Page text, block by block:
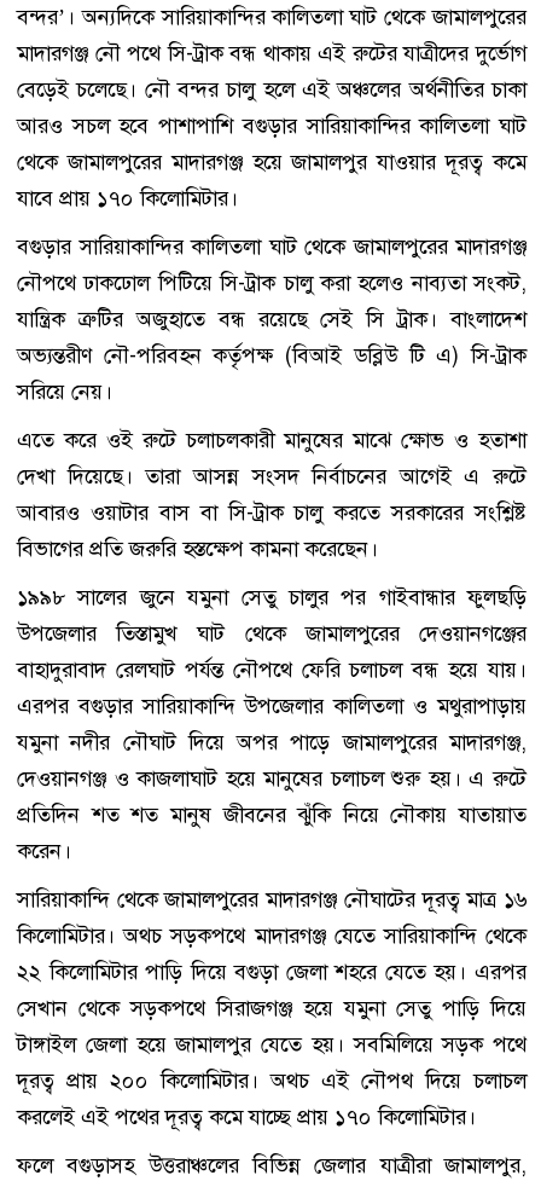
বন্দর’। অন্যদিকে সারিয়াকান্দির কালিতলা ঘাট থেকে জামালপুরের
মাদারগঞ্জ নৌ পথে সি-ট্রাক বন্ধ থাকায় এই রুটের যাত্রীদের দুর্ভোগ
বেড়েই চলেছে। নৌ বন্দর চালু হলে এই অঞ্চলের অর্থনীতির চাকা
আরও সচল হবে পাশাপাশি বগুড়ার সারিয়াকান্দির কালিতলা ঘাট
থেকে জামালপুরের মাদারগঞ্জ হয়ে জামালপুর যাওয়ার দূরত্ব কমে
যাবে প্রায় ১৭০ কিলোমিটার।
বগুড়ার সারিয়াকান্দির কালিতলা ঘাট থেকে জামালপুরের মাদারগঞ্জ
নৌপথে ঢাকঢোল পিটিয়ে সি-ট্রাক চালু করা হলেও নাব্যতা সংকট,
যান্ত্রিক ত্রুটির অজুহাতে বন্ধ রয়েছে সেই সি ট্রাক। বাংলাদেশ
অভ্যন্তরীণ নৌ-পরিবহন কর্তৃপক্ষ (বিআই ডব্লিউ টি এ) সি-ট্রাক
সরিয়ে নেয়।
এতে করে ওই রুটে চলাচলকারী মানুষের মাঝে ক্ষোভ ও হতাশা
দেখা দিয়েছে। তারা আসন্ন সংসদ নির্বাচনের আগেই এ রুটে
আবারও ওয়াটার বাস বা সি-ট্রাক চালু করতে সরকারের সংশ্লিষ্ট
বিভাগের প্রতি জরুরি হস্তক্ষেপ কামনা করেছেন।
১৯৯৮ সালের জুনে যমুনা সেতু চালুর পর গাইবান্ধার ফুলছড়ি
উপজেলার তিস্তামুখ ঘাট থেকে জামালপুরের দেওয়ানগঞ্জের
বাহাদুরাবাদ রেলঘাট পর্যন্ত নৌপথে ফেরি চলাচল বন্ধ হয়ে যায়।
এরপর বগুড়ার সারিয়াকান্দি উপজেলার কালিতলা ও মথুরাপাড়ায়
যমুনা নদীর নৌঘাট দিয়ে অপর পাড়ে জামালপুরের মাদারগঞ্জ,
দেওয়ানগঞ্জ ও কাজলাঘাট হয়ে মানুষের চলাচল শুরু হয়। এ রুটে
প্রতিদিন শত শত মানুষ জীবনের ঝুঁকি নিয়ে নৌকায় যাতায়াত
করেন।
সারিয়াকান্দি থেকে জামালপুরের মাদারগঞ্জ নৌঘাটের দূরত্ব মাত্র ১৬
কিলোমিটার। অথচ সড়কপথে মাদারগঞ্জ যেতে সারিয়াকান্দি থেকে
২২ কিলোমিটার পাড়ি দিয়ে বগুড়া জেলা শহরে যেতে হয়। এরপর
সেখান থেকে সড়কপথে সিরাজগঞ্জ হয়ে যমুনা সেতু পাড়ি দিয়ে
টাঙ্গাইল জেলা হয়ে জামালপুর যেতে হয়। সবমিলিয়ে সড়ক পথে
দূরত্ব প্রায় ২০০ কিলোমিটার। অথচ এই নৌপথ দিয়ে চলাচল
করলেই এই পথের দূরত্ব কমে যাচ্ছে প্রায় ১৭০ কিলোমিটার।
ফলে বগুড়াসহ উত্তরাঞ্চলের বিভিন্ন জেলার যাত্রীরা জামালপুর,